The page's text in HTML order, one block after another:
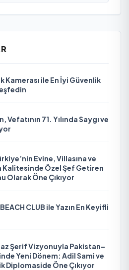
Kamerası ile En İyi Güvenlik
Vefatının 71. Yılında Saygı ve
Evine, Villasına ve
Kalitesinde Özel Şef Getiren
Olarak Öne Çıkıyor
CLUB ile Yazın En Keyifli
Şerif Vizyonuyla Pakistan–
Yeni Dönem: Adil Sami ve
Diplomaside Öne Çıkıyor